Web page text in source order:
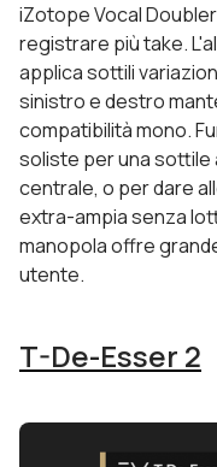
iZotope Vocal
registrare più take.
applica sottili
sinistro e destro
compatibilità mono.
soliste per una
centrale, o per dare
extra-ampia senza
manopola offre
utente.
T-De-Esser 2